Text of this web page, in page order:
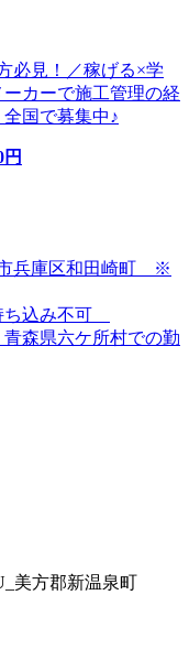
必見！／稼げる×学
カーで施工管理の経
国で募集中♪
円
市兵庫区和田崎町 ※
ち込み不可
森県六ケ所村での勤
美方郡新温泉町